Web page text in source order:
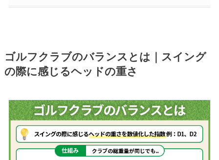
ゴルフクラブのバランスとは｜スイング
の際に感じるヘッドの重さ